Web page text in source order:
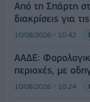
Από τη Σπάρτη
διακρίσεις για
10/08/2026 - 10:42
ΑΑΔΕ:
περιοχές, με
10/08/2026 - 10:24